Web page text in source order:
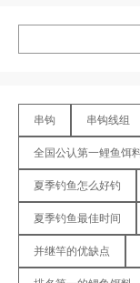
串钩 串钩线组
全国公认第一鲤鱼饵
夏季钓鱼怎么好钓
夏季钓鱼最佳时间
并继竿的优缺点